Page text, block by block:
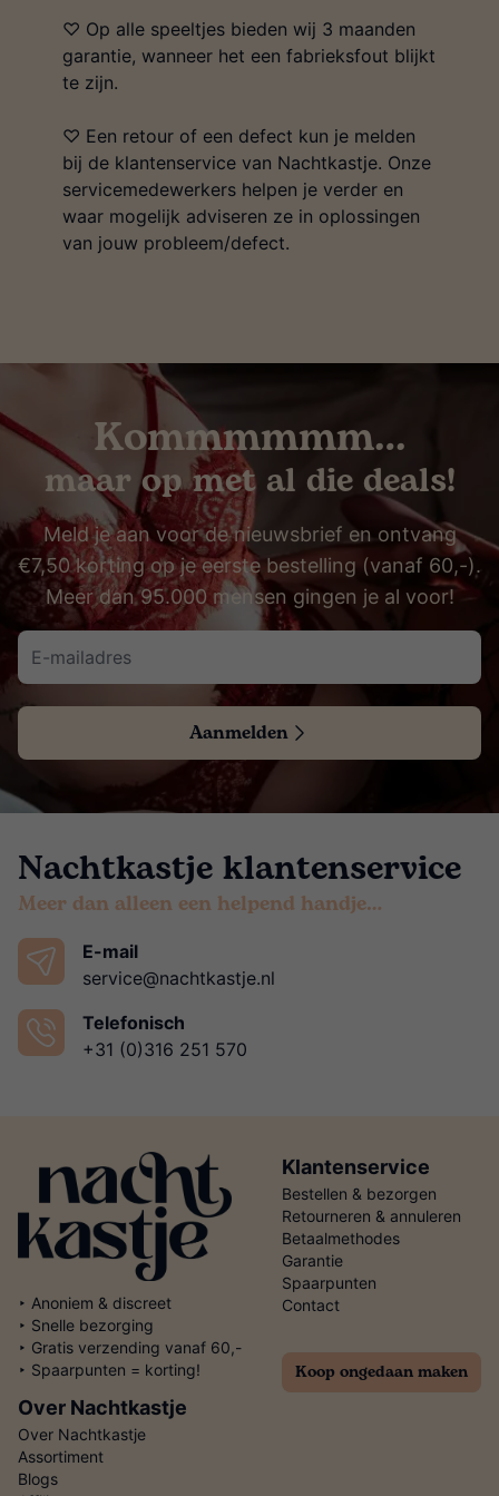
♡ Op alle speeltjes bieden wij 3 maanden
garantie, wanneer het een fabrieksfout blijkt
te zijn.
♡ Een retour of een defect kun je melden
bij de klantenservice van Nachtkastje. Onze
servicemedewerkers helpen je verder en
waar mogelijk adviseren ze in oplossingen
van jouw probleem/defect.
Kommmmmm…
maar op met al die deals!
Meld je aan voor de nieuwsbrief en ontvang
€7,50 korting op je eerste bestelling (vanaf 60,-).
Meer dan 95.000 mensen gingen je al voor!
Aanmelden
Nachtkastje klantenservice
Meer dan alleen een helpend handje…
E-mail
service@nachtkastje.nl
Telefonisch
+31 (0)316 251 570
‣ Anoniem & discreet
‣ Snelle bezorging
‣ Gratis verzending vanaf 60,-
‣ Spaarpunten = korting!
Klantenservice
Bestellen & bezorgen
Retourneren & annuleren
Betaalmethodes
Garantie
Spaarpunten
Contact
Koop ongedaan maken
Over Nachtkastje
Over Nachtkastje
Assortiment
Blogs